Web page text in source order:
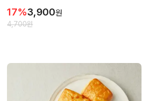
17%3,900원
4,700원